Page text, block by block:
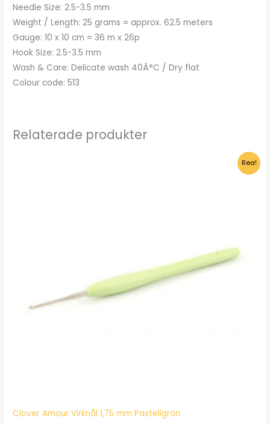
Needle Size: 2.5-3.5 mm
Weight / Length: 25 grams = approx. 62.5 meters
Gauge: 10 x 10 cm = 36 m x 26p
Hook Size: 2.5-3.5 mm
Wash & Care: Delicate wash 40Â°C / Dry flat
Colour code: 513
Relaterade produkter
Rea!
Clover Amour Virknål 1,75 mm Pastellgrön